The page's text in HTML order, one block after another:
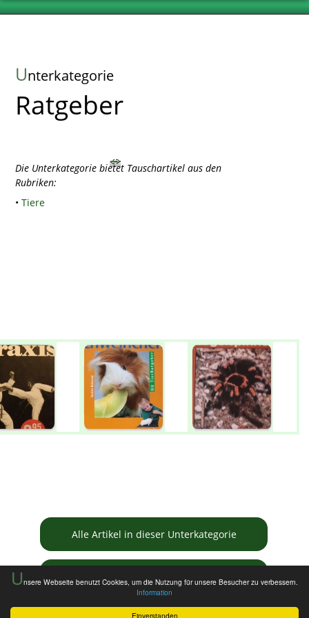
Einverstanden
Unsere Webseite benutzt Cookies, um die Nutzung für unsere Besucher zu verbessern.
Information
Unterkategorie
Ratgeber
Die Unterkategorie bietet Tauschartikel aus den
Rubriken:
•Tiere
Alle Artikel in dieser Unterkategorie
Informationen zur Tauschbörse